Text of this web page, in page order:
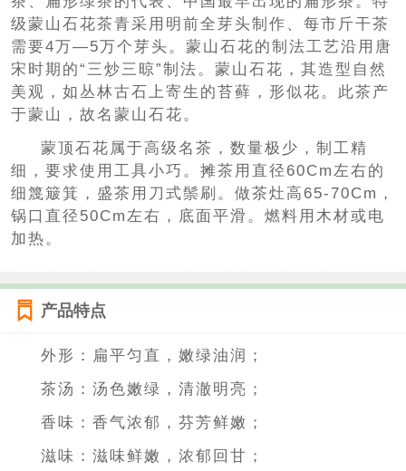
级蒙山石花茶青采用明前全芽头制作、每市斤干茶
需要4万—5万个芽头。蒙山石花的制法工艺沿用唐
宋时期的“三炒三晾”制法。蒙山石花，其造型自然
美观，如丛林古石上寄生的苔藓，形似花。此茶产
于蒙山，故名蒙山石花。
蒙顶石花属于高级名茶，数量极少，制工精
细，要求使用工具小巧。摊茶用直径60Cm左右的
细篾簸箕，盛茶用刀式鬃刷。做茶灶高65-70Cm，
锅口直径50Cm左右，底面平滑。燃料用木材或电
加热。
产品特点
外形：扁平匀直，嫩绿油润；
茶汤：汤色嫩绿，清澈明亮；
香味：香气浓郁，芬芳鲜嫩；
滋味：滋味鲜嫩，浓郁回甘；